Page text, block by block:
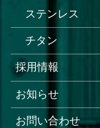
ステンレス
チタン
採用情報
お知らせ
お問い合わせ